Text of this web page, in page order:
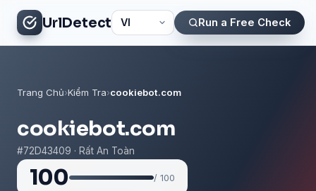
UrlDetect Run a Free Check
Trang Chủ›Kiểm Tra›cookiebot.com
cookiebot.com
#72D43409 · Rất An Toàn
100 / 100